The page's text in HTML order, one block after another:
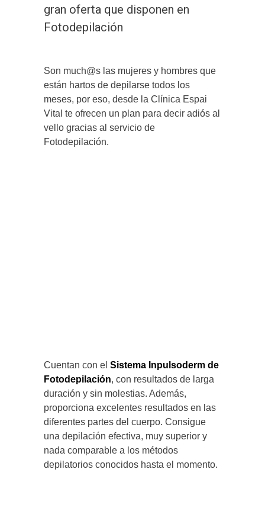
gran oferta que disponen en
Fotodepilación
Son much@s las mujeres y hombres que
están hartos de depilarse todos los
meses, por eso, desde la Clínica Espai
Vital te ofrecen un plan para decir adiós al
vello gracias al servicio de
Fotodepilación.
Cuentan con el Sistema Inpulsoderm de
Fotodepilación, con resultados de larga
duración y sin molestias. Además,
proporciona excelentes resultados en las
diferentes partes del cuerpo. Consigue
una depilación efectiva, muy superior y
nada comparable a los métodos
depilatorios conocidos hasta el momento.